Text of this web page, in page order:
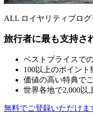
ALL ロイヤリティプログ
旅行者に最も支持さ
ベストプライスで
100以上のポイン
価値の高い特典で
世界各地で2,000以
無料でご登録いただけま